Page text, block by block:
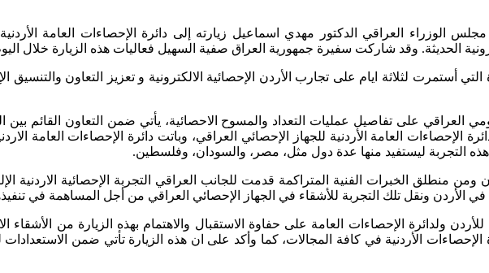
العراقي الدكتور مهدي اسماعيل زيارته إلى دائرة الإحصاءات العامة الأردنية
الحديثة. وقد شاركت سفيرة جمهورية العراق صفية السهيل فعاليات هذه الزيارة خلال
أستمرت لثلاثة ايام على تجارب الأردن الإحصائية الالكترونية و تعزيز التعاون والتنسيق
العراقي على تفاصيل عمليات التعداد والمسوح الاحصائية، يأتي ضمن التعاون القائم
الإحصاءات العامة الأردنية للجهاز الإحصائي العراقي، وباتت دائرة الإحصاءات العامة
هذه التجربة ليستفيد منها عدة دول مثل، مصر، والسودان، وفلسطين.
منطلق الخبرات الفنية المتراكمة قدمت للجانب العراقي التجربة الإحصائية الاردنية
في الأردن ونقل تلك التجربة للأشقاء في الجهاز الإحصائي العراقي من أجل المساهمة في
ولدائرة الإحصاءات العامة على حفاوة الاستقبال والاهتمام بهذه الزيارة من الأشقاء
الإحصاءات الأردنية في كافة المجالات، كما وأكد على ان هذه الزيارة تأتي ضمن